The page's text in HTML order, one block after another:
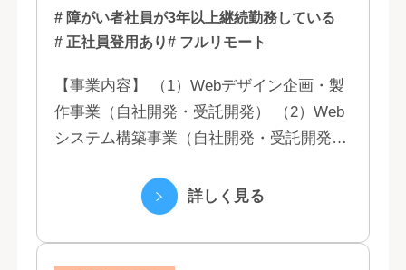
# 障がい者社員が3年以上継続勤務している
# 正社員登用あり# フルリモート
【事業内容】 （1）Webデザイン企画・製
作事業（自社開発・受託開発） （2）Web
システム構築事業（自社開発・受託開発）
（5）営業代行業務 （6...詳しく見る